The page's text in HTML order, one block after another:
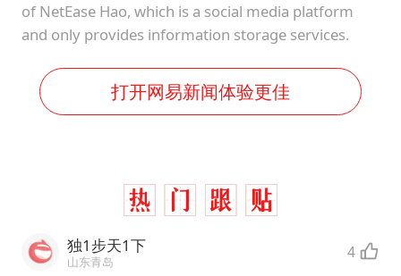
of NetEase Hao, which is a social media platform
and only provides information storage services.
打开网易新闻体验更佳
独1步天1下
山东青岛 4